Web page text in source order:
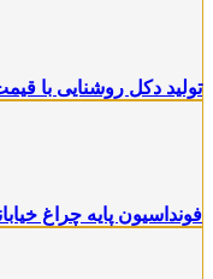
تولید دکل روشنایی با
فونداسیون پایه چراغ